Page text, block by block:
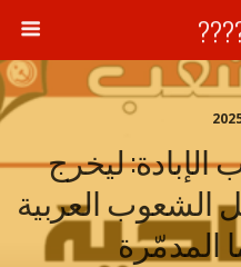
ليخرج
الشعوب العربية
المدمّرة